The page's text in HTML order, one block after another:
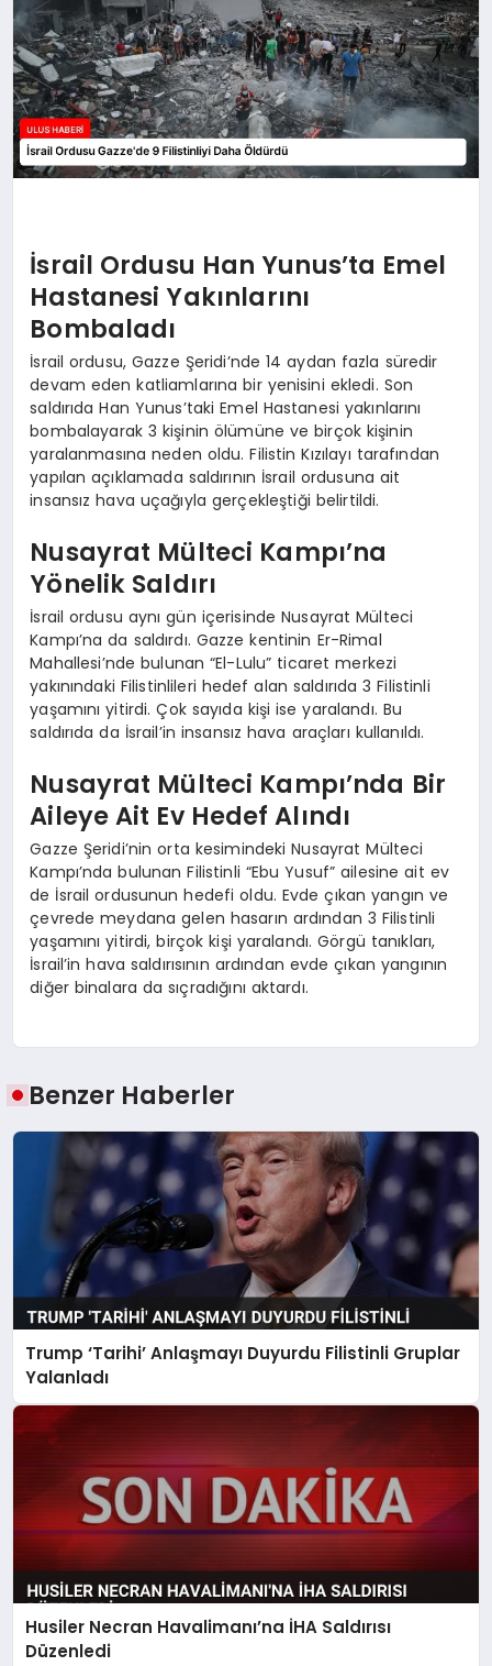
İsrail Ordusu Han Yunus’ta Emel
Hastanesi Yakınlarını
Bombaladı
İsrail ordusu, Gazze Şeridi’nde 14 aydan fazla süredir
devam eden katliamlarına bir yenisini ekledi. Son
saldırıda Han Yunus’taki Emel Hastanesi yakınlarını
bombalayarak 3 kişinin ölümüne ve birçok kişinin
yaralanmasına neden oldu. Filistin Kızılayı tarafından
yapılan açıklamada saldırının İsrail ordusuna ait
insansız hava uçağıyla gerçekleştiği belirtildi.
Nusayrat Mülteci Kampı’na
Yönelik Saldırı
İsrail ordusu aynı gün içerisinde Nusayrat Mülteci
Kampı’na da saldırdı. Gazze kentinin Er-Rimal
Mahallesi’nde bulunan “El-Lulu” ticaret merkezi
yakınındaki Filistinlileri hedef alan saldırıda 3 Filistinli
yaşamını yitirdi. Çok sayıda kişi ise yaralandı. Bu
saldırıda da İsrail’in insansız hava araçları kullanıldı.
Nusayrat Mülteci Kampı’nda Bir
Aileye Ait Ev Hedef Alındı
Gazze Şeridi’nin orta kesimindeki Nusayrat Mülteci
Kampı’nda bulunan Filistinli “Ebu Yusuf” ailesine ait ev
de İsrail ordusunun hedefi oldu. Evde çıkan yangın ve
çevrede meydana gelen hasarın ardından 3 Filistinli
yaşamını yitirdi, birçok kişi yaralandı. Görgü tanıkları,
İsrail’in hava saldırısının ardından evde çıkan yangının
diğer binalara da sıçradığını aktardı.
Benzer Haberler
Trump ‘Tarihi’ Anlaşmayı Duyurdu Filistinli Gruplar
Yalanladı
Husiler Necran Havalimanı’na İHA Saldırısı
Düzenledi